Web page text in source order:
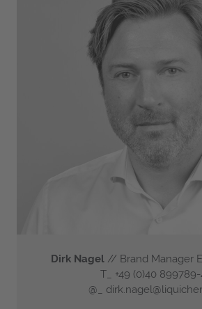
Dirk Nagel // Brand Manager
T_ +49 (0)40 899789-
@_